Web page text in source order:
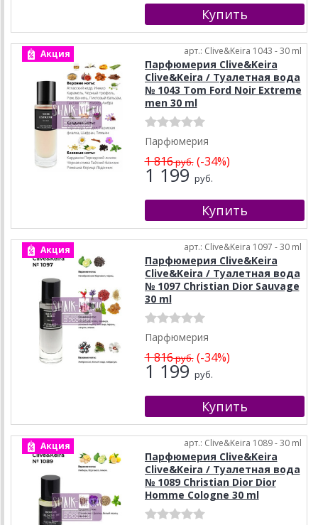
Акция арт.: Clive&Keira 1043 - 30 ml
Парфюмерия Clive&Keira
Clive&Keira / Туалетная вода
№ 1043 Tom Ford Noir Extreme
men 30 ml
Парфюмерия
1 816руб.(-34%)
1 199 руб.
Акция арт.: Clive&Keira 1097 - 30 ml
Парфюмерия Clive&Keira
Clive&Keira / Туалетная вода
№ 1097 Christian Dior Sauvage
30 ml
Парфюмерия
1 816руб.(-34%)
1 199 руб.
Акция арт.: Clive&Keira 1089 - 30 ml
Парфюмерия Clive&Keira
Clive&Keira / Туалетная вода
№ 1089 Christian Dior Dior
Homme Cologne 30 ml